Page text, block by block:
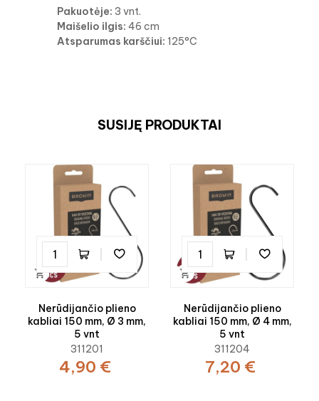
Pakuotėje: 3 vnt.
Maišelio ilgis: 46 cm
Atsparumas karščiui: 125°C
SUSIJĘ PRODUKTAI

Nerūdijančio plieno
kabliai 150 mm, Ø 3 mm,
5 vnt
311201
4,90 €

Nerūdijančio plieno
kabliai 150 mm, Ø 4 mm,
5 vnt
311204
7,20 €